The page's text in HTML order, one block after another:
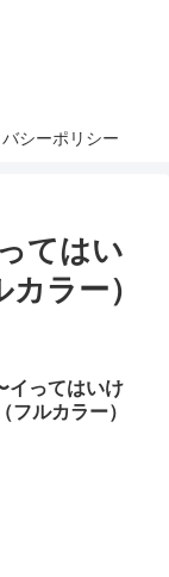
シーポリシー
てはい
ラー）
イってはいけ
フルカラー）